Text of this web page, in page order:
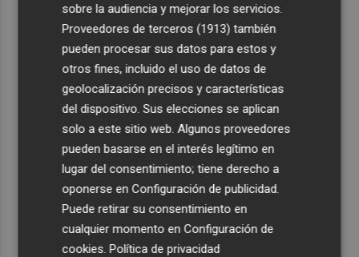
San Javier da viabilidad al nuevo contrato del transporte
urbano y a un hotel de cuatro estrellas en La Manga con
324 habitaciones
Estos son los estrenos que abren la cartelera en agosto:
de la comedia 'El último mono' a una nueva entrega de
'La Patrulla Canina'
sobre la audiencia y mejorar los servicios.
Proveedores de terceros (1913) también
pueden procesar sus datos para estos y
otros fines, incluido el uso de datos de
geolocalización precisos y características
del dispositivo. Sus elecciones se aplican
solo a este sitio web. Algunos proveedores
pueden basarse en el interés legítimo en
lugar del consentimiento; tiene derecho a
oponerse enConfiguración de publicidad.
Puede retirar su consentimiento en
cualquier momento enConfiguración de
cookies.Política de privacidad